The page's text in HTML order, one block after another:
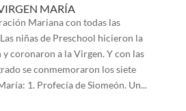
MARÍA
Mariana con todas las
niñas de Preschool hicieron la
coronaron a la Virgen. Y con las
se conmemoraron los siete
1. Profecía de Siomeón. Un...